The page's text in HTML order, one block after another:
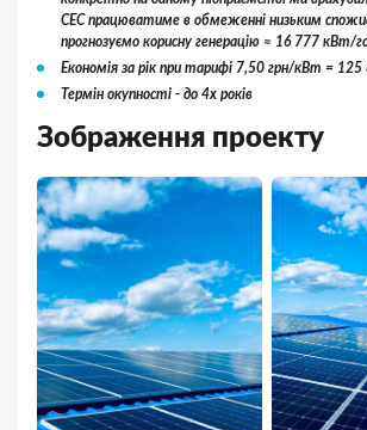
СЕС працюватиме в обмеженні низьким
прогнозуємо корисну генерацію ≈ 16 777 кВт/
Економія за рік при тарифі 7,50 грн/кВт =
Термін окупності - до 4х років
Зображення проекту